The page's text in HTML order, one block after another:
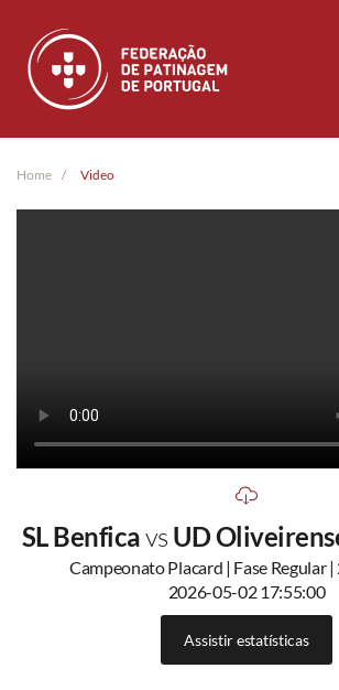
Skip to main content
Home Video
SL Benficavs UD
Campeonato Placard | Fase Regular |
2026-05-02 17:55:00
Assistir estatísticas